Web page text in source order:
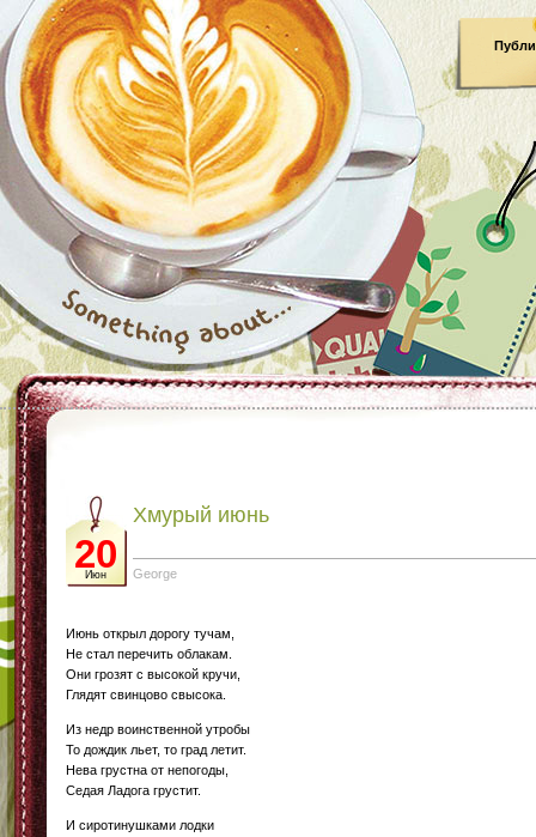
20
Июн
Хмурый июнь
George
Июнь открыл дорогу тучам,
Не стал перечить облакам.
Они грозят с высокой кручи,
Глядят свинцово свысока.
Из недр воинственной утробы
То дождик льет, то град летит.
Нева грустна от непогоды,
Седая Ладога грустит.
И сиротинушками лодки